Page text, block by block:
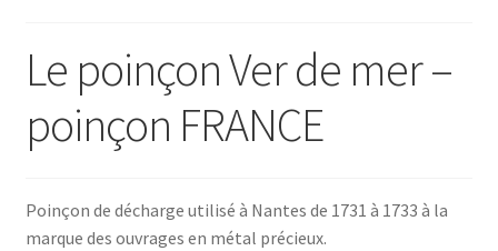
Le poinçon Ver de mer –
poinçon FRANCE
Poinçon de décharge utilisé à Nantes de 1731 à 1733 à la
marque des ouvrages en métal précieux.